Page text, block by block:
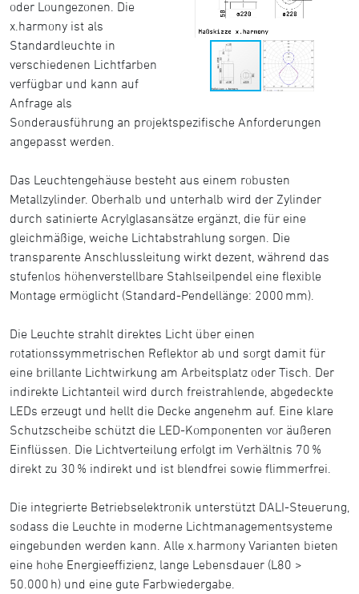
oder Loungezonen. Die
x.harmony ist als
Standardleuchte in
verschiedenen Lichtfarben
verfügbar und kann auf
Anfrage als
Sonderausführung an projektspezifische Anforderungen
angepasst werden.
Das Leuchtengehäuse besteht aus einem robusten
Metallzylinder. Oberhalb und unterhalb wird der Zylinder
durch satinierte Acrylglasansätze ergänzt, die für eine
gleichmäßige, weiche Lichtabstrahlung sorgen. Die
transparente Anschlussleitung wirkt dezent, während das
stufenlos höhenverstellbare Stahlseilpendel eine flexible
Montage ermöglicht (Standard-Pendellänge: 2000 mm).
Die Leuchte strahlt direktes Licht über einen
rotationssymmetrischen Reflektor ab und sorgt damit für
eine brillante Lichtwirkung am Arbeitsplatz oder Tisch. Der
indirekte Lichtanteil wird durch freistrahlende, abgedeckte
LEDs erzeugt und hellt die Decke angenehm auf. Eine klare
Schutzscheibe schützt die LED-Komponenten vor äußeren
Einflüssen. Die Lichtverteilung erfolgt im Verhältnis 70 %
direkt zu 30 % indirekt und ist blendfrei sowie flimmerfrei.
Die integrierte Betriebselektronik unterstützt DALI-Steuerung,
sodass die Leuchte in moderne Lichtmanagementsysteme
eingebunden werden kann. Alle x.harmony Varianten bieten
eine hohe Energieeffizienz, lange Lebensdauer (L80 >
50.000 h) und eine gute Farbwiedergabe.